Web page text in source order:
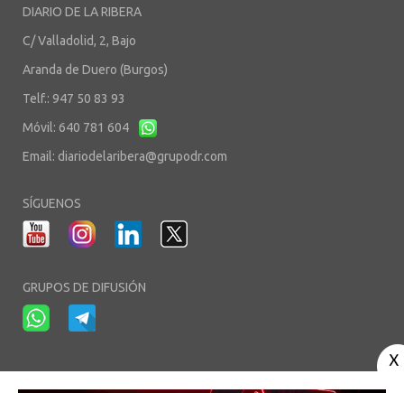
DIARIO DE LA RIBERA
C/ Valladolid, 2, Bajo
Aranda de Duero (Burgos)
Telf.: 947 50 83 93
Móvil: 640 781 604
Email: diariodelaribera@grupodr.com
SÍGUENOS
GRUPOS DE DIFUSIÓN